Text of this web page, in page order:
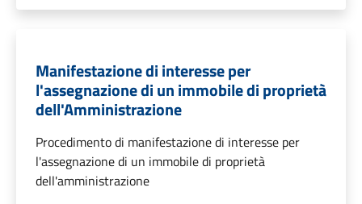
Manifestazione di interesse per
l'assegnazione di un immobile di proprietà
dell'Amministrazione
Procedimento di manifestazione di interesse per
l'assegnazione di un immobile di proprietà
dell'amministrazione